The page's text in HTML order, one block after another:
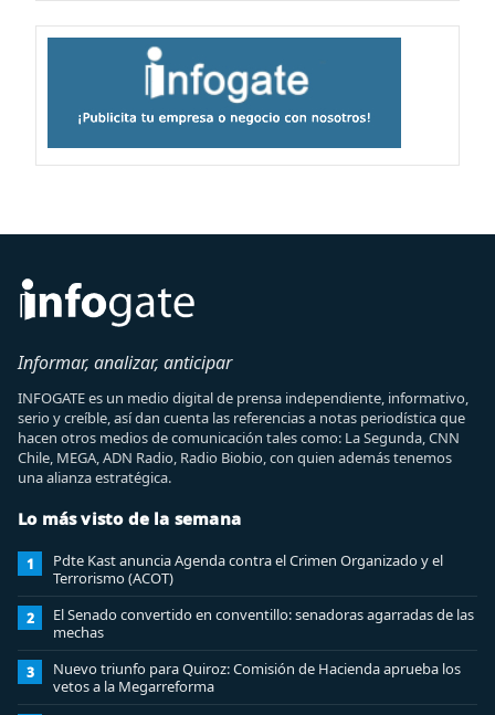
Informar, analizar, anticipar
INFOGATE es un medio digital de prensa independiente, informativo,
serio y creíble, así dan cuenta las referencias a notas periodística que
hacen otros medios de comunicación tales como: La Segunda, CNN
Chile, MEGA, ADN Radio, Radio Biobio, con quien además tenemos
una alianza estratégica.
Lo más visto de la semana
1
Pdte Kast anuncia Agenda contra el Crimen Organizado y el
Terrorismo (ACOT)
2
El Senado convertido en conventillo: senadoras agarradas de las
mechas
3
Nuevo triunfo para Quiroz: Comisión de Hacienda aprueba los
vetos a la Megarreforma